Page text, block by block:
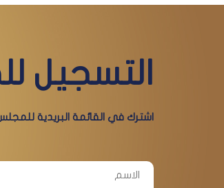
التسجيل
اشترك في القائمة البريدية